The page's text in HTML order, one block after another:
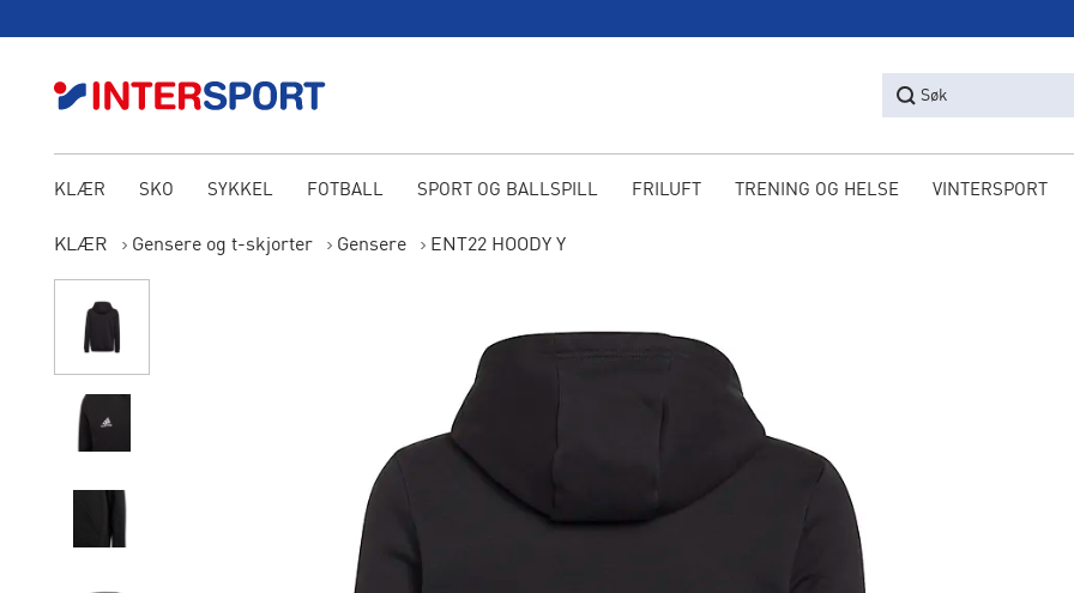
Søk
KLÆR SKO SYKKEL FOTBALL SPORT OG BALLSPILL FRILUFT TRENING OG HELSE VINTERSPORT
KLÆR Gensere og t-skjorter Gensere ENT22 HOODY Y